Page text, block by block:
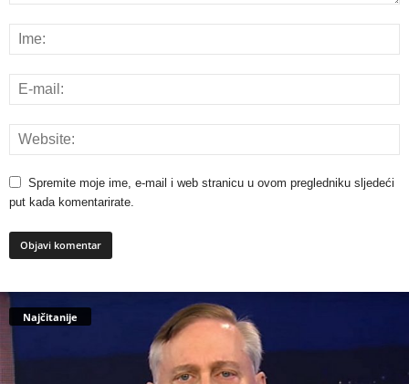
Spremite moje ime, e-mail i web stranicu u ovom pregledniku sljedeći
put kada komentarirate.
Najčitanije